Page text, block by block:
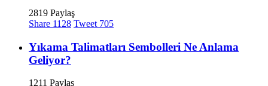
2819 Paylaş
Share 1128 Tweet 705
Yıkama Talimatları Sembolleri Ne Anlama
Geliyor?
1211 Paylaş